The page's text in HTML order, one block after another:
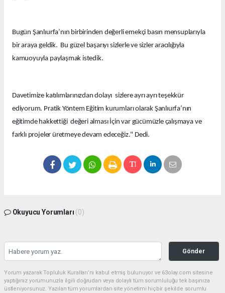
Bugün Şanlıurfa’nın birbirinden değerli emekçi basın mensuplarıyla
bir araya geldik. Bu güzel başarıyı sizlerle ve sizler aracılığıyla
kamuoyuyla paylaşmak istedik.
Davetimize katılımlarınızdan dolayı sizlere ayrı ayrı teşekkür
ediyorum. Pratik Yöntem Eğitim kurumları olarak Şanlıurfa’nın
eğitimde hakkettiği değeri alması İçin var gücümüzle çalışmaya ve
farklı projeler üretmeye devam edeceğiz." Dedi.
Okuyucu Yorumları (0)
Gönder
Yorum yazarak Topluluk Kuralları’nı kabul etmiş bulunuyor ve 63olay.com sitesine
yaptığınız yorumunuzla ilgili doğrudan veya dolaylı tüm sorumluluğu tek başınıza
üstleniyorsunuz. Yazılan tüm yorumlardan site yönetimi hiçbir şekilde sorumlu